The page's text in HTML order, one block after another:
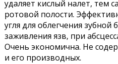
удаляет кислый налет, тем
ротовой полости.
угля для облегчения зубной
заживления язв, при
Очень экономична. Не
и его производных.